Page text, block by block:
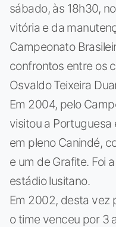
sábado, às 18h30,
vitória e da
Campeonato
confrontos entre os
Osvaldo Teixeira
Em 2004, pelo
visitou a Portuguesa
em pleno Canindé,
e um de Grafite. Foi
estádio lusitano.
Em 2002, desta vez
o time venceu por 3